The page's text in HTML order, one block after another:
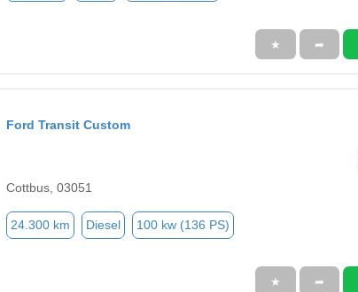
★ ➦
Ford Transit Custom
Cottbus, 03051
24.300 km Diesel 100 kw (136 PS)
★ ➦